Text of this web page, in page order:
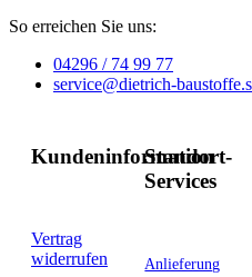
So erreichen Sie uns:
04296 / 74 99 77
service@dietrich-
Kundeninformation
Vertrag
widerrufen
Standort-
Services
Anlieferung